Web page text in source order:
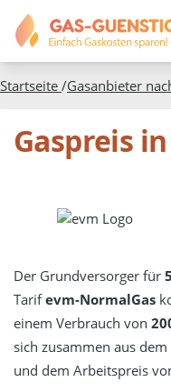
Startseite /Gasanbieter
Gaspreis
Der Grundversorger für
Tarifevm-NormalGas
einem Verbrauch von
sich zusammen aus
und dem Arbeitspreis